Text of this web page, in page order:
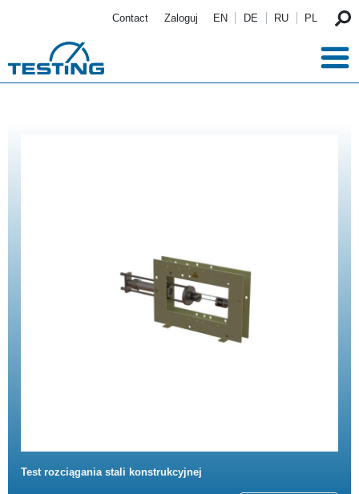
Contact Zaloguj EN DE RU PL
Test rozciągania stali konstrukcyjnej